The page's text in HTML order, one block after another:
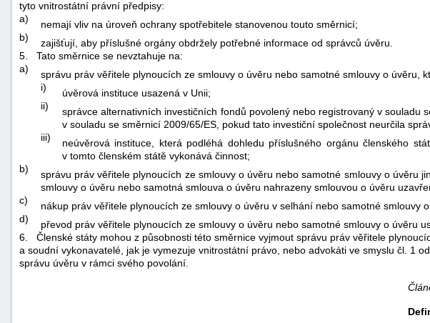
tyto vnitrostátní právní předpisy:
a)
nemají vliv na úroveň ochrany spotřebitele stanovenou touto směrnicí;
b)
zajišťují, aby příslušné orgány obdržely potřebné informace od správců úvěru.
5.
Tato směrnice se nevztahuje na:
a)
správu práv věřitele plynoucích ze smlouvy o úvěru nebo samotné smlouvy o úvěru,
i)
úvěrová instituce usazená v Unii;
ii)
správce alternativních investičních fondů povolený nebo registrovaný v
v souladu se směrnicí 2009/65/ES, pokud tato investiční společnost neurčila
iii)
neúvěrová instituce, která podléhá dohledu příslušného orgánu členského
v tomto členském státě vykonává činnost;
b)
správu práv věřitele plynoucích ze smlouvy o úvěru nebo samotné smlouvy o úvěru
smlouvy o úvěru nebo samotná smlouva o úvěru nahrazeny smlouvou o úvěru
c)
nákup práv věřitele plynoucích ze smlouvy o úvěru v selhání nebo samotné smlouvy
d)
převod práv věřitele plynoucích ze smlouvy o úvěru nebo samotné smlouvy o úvěru
6.
Členské státy mohou z působnosti této směrnice vyjmout správu práv věřitele
a soudní vykonavatelé, jak je vymezuje vnitrostátní právo, nebo advokáti ve smyslu čl. 1
správu úvěru v rámci svého povolání.